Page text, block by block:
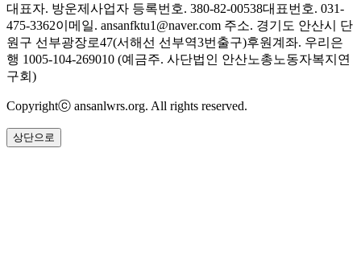
대표자. 방운제 사업자 등록번호. 380-82-00538대표번호. 031-
475-3362이메일. ansanfktu1@naver.com 주소. 경기도 안산시 단
원구 선부광장로47(서해선 선부역3번출구)후원계좌. 우리은
행 1005-104-269010 (예금주. 사단법인 안산노총노동자복지연
구회)
Copyrightⓒ ansanlwrs.org. All rights reserved.
상단으로